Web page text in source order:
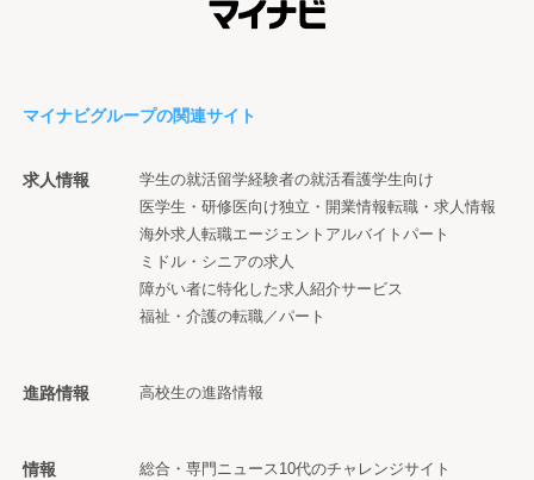
マイナビグループの関連サイト
求人情報 学生の就活留学経験者の就活看護学生向け
医学生・研修医向け独立・開業情報転職・求人情報
海外求人 転職エージェント アルバイト パート
ミドル・シニアの求人
障がい者に特化した求人紹介サービス
福祉・介護の転職／パート
進路情報 高校生の進路情報
情報
総合・専門ニュース 10代のチャレンジサイト